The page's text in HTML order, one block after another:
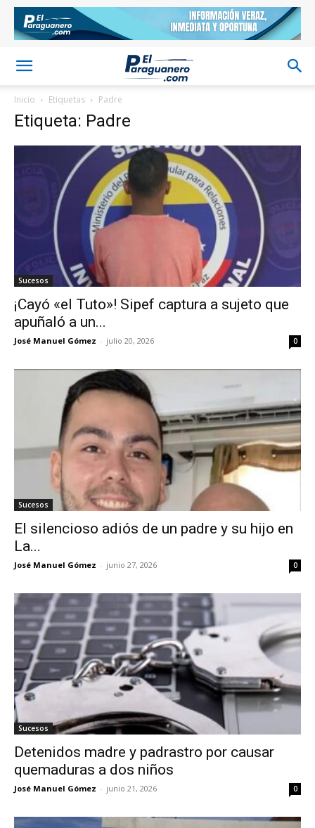
Inicio Etiquetas Padre
Etiqueta: Padre
Sucesos
¡Cayó «el Tuto»! Sipef captura a sujeto que
apuñaló a un...
José Manuel Gómez - julio 20, 2026 0
Sucesos
El silencioso adiós de un padre y su hijo en
La...
José Manuel Gómez - junio 27, 2026 0
Sucesos
Detenidos madre y padrastro por causar
quemaduras a dos niños
José Manuel Gómez - junio 21, 2026 0